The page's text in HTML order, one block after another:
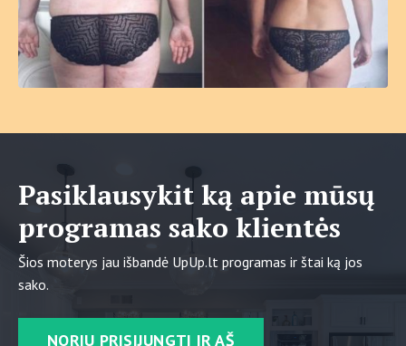
Pasiklausykit ką apie mūsų
programas sako klientės
Šios moterys jau išbandė UpUp.lt programas ir štai ką jos
sako.
NORIU PRISIJUNGTI IR AŠ